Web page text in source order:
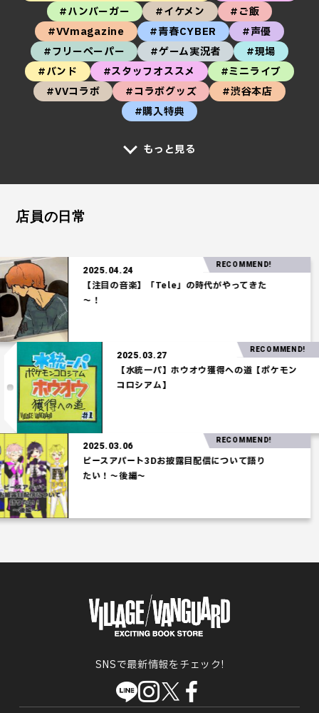
#ハンバーガー
#イケメン
#ご飯
#VVmagazine
#青春CYBER
#声優
#フリーペーパー
#ゲーム実況者
#現場
#バンド
#スタッフオススメ
#ミニライブ
#VVコラボ
#コラボグッズ
#渋谷本店
#購入特典
もっと見る
店員の日常
2025.04.24
【注目の音楽】「Tele」の時代がやってきた
～！
RECOMMEND!
2025.03.27
【水統一パ】ホウオウ獲得への道【ポケ
コロシアム】
2025.03.06
ピースアパート3Dお披露目配信について語り
たい！～後編～
RECOMMEND!
SNSで最新情報をチェック!